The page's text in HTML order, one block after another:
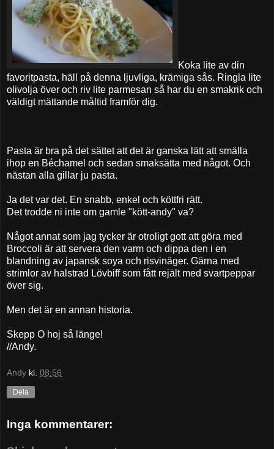
Koka lite av din
favoritpasta, häll på denna ljuvliga, krämiga sås. Ringla lite
olivolja över och riv lite parmesan så har du en smakrik och
väldigt mättande måltid framför dig.
Pasta är bra på det sättet att det är ganska lätt att smälla
ihop en Béchamel och sedan smaksätta med något. Och
nästan alla gillar ju pasta.
Ja det var det. En snabb, enkel och köttfri rätt.
Det trodde ni inte om gamle "kött-andy" va?
Något annat som jag tycker är otroligt gott att göra med
Broccoli är att servera den varm och dippa den i en
blandning av japansk soya och risvinäger. Gärna med
strimlor av halstrad Lövbiff som fått rejält med svartpeppar
över sig.
Men det är en annan historia.
Skepp O hoj så länge!
//Andy.
Andy kl. 08:56
Dela
Inga kommentarer: